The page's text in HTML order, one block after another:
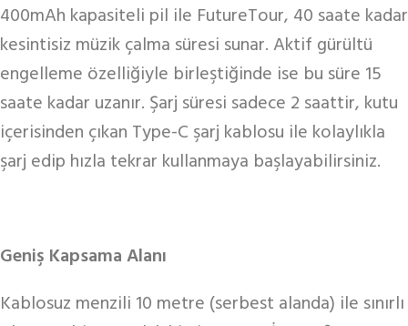
400mAh kapasiteli pil ile FutureTour, 40 saate kadar
kesintisiz müzik çalma süresi sunar. Aktif gürültü
engelleme özelliğiyle birleştiğinde ise bu süre 15
saate kadar uzanır. Şarj süresi sadece 2 saattir, kutu
içerisinden çıkan Type-C şarj kablosu ile kolaylıkla
şarj edip hızla tekrar kullanmaya başlayabilirsiniz.
Geniş Kapsama Alanı
Kablosuz menzili 10 metre (serbest alanda) ile sınırlı